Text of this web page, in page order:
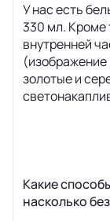
У нас есть
330 мл. Кроме
внутренней
(изображение
золотые и
Какие
насколько